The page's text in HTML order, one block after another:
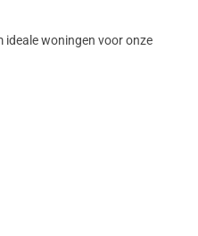
ideale woningen voor onze